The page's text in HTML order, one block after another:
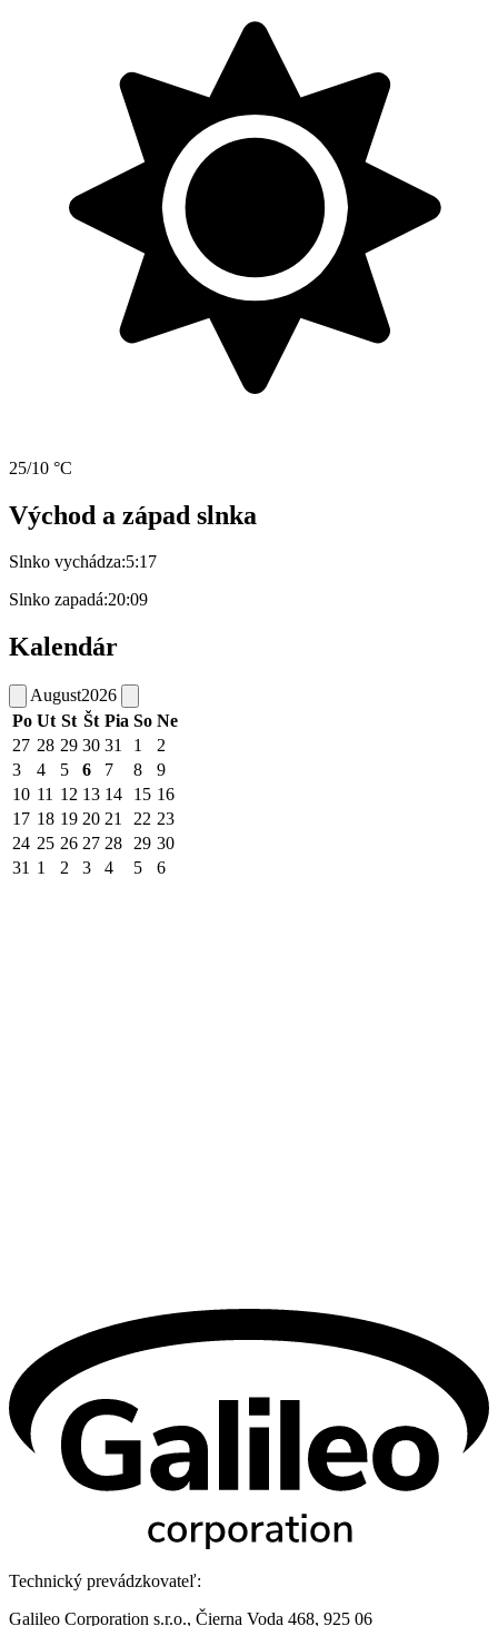
25/10 °C
Východ a západ slnka
Slnko vychádza:5:17
Slnko zapadá:20:09
Kalendár
August2026
Po Ut St Št Pia So Ne
27 28 29 30 31 1
2
3
4 5 6 7 8
9
10 11 12 13 14 15 16
17 18 19 20 21 22 23
24 25 26 27 28 29 30
31 1 2 3 4 5 6
Technický prevádzkovateľ:
Galileo Corporation s.r.o., Čierna Voda 468, 925 06